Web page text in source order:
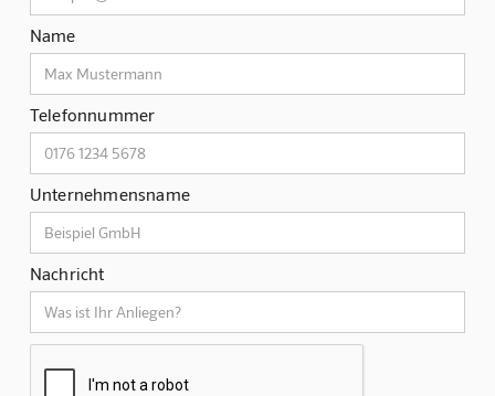
Name
Telefonnummer
Unternehmensname
Nachricht